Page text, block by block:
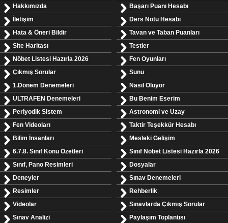
Hakkımızda
İletişim
Hata & Öneri Bildir
Site Haritası
Nöbet Listesi Hazırla 2026
Çıkmış Sorular
1.Dönem Denemeleri
ULTRAFEN Denemeleri
Periyodik Sistem
Fen Videoları
Bilim İnsanları
6.7.8. Sınıf Konu Özetleri
Sınıf, Pano Resimleri
Deneyler
Resimler
Videolar
Sınav Analizi
Başarı Puanı Hesabı
Ders Notu Hesabı
Tavan ve Taban Puanları
Testler
Fen Oyunları
Sunu
Nasıl Oluyor
Bu Benim Eserim
Astronomi ve Uzay
Taktir Teşekkür Hesabı
Mesleki Gelişim
Sınıf Nöbet Listesi Hazırla 2026
Dosyalar
Sınav Denemeleri
Rehberlik
Sınavlarda Çıkmış Sorular
Paylaşım Toplantısı